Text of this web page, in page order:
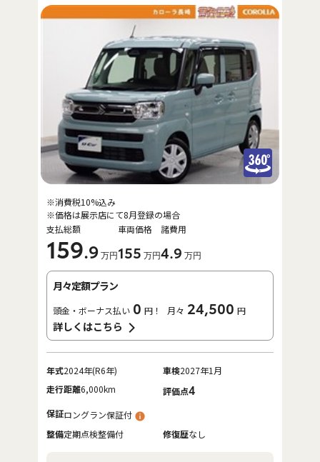
支払総額
159.9 万円
車両価格
155 万円
諸費用
4.9 万円
※消費税10%込み
※価格は展示店にて8月登録の場合
月々定額プラン
頭金・ボーナス払い 0 円！ 月々 24,500 円
詳しくはこちら
年式2024年(R6年) 車検2027年1月
走行距離6,000km 評価点4
保証ロングラン保証付
整備定期点検整備付 修復歴なし